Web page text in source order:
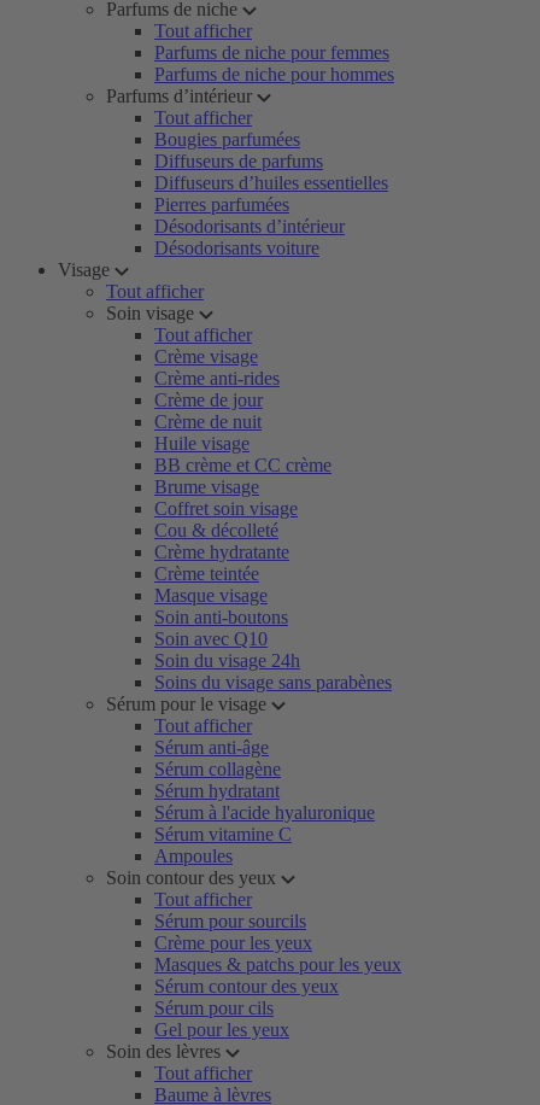
Parfums de niche
Tout afficher
Parfums de niche pour femmes
Parfums de niche pour hommes
Parfums d’intérieur
Tout afficher
Bougies parfumées
Diffuseurs de parfums
Diffuseurs d’huiles essentielles
Pierres parfumées
Désodorisants d’intérieur
Désodorisants voiture
Visage
Tout afficher
Soin visage
Tout afficher
Crème visage
Crème anti-rides
Crème de jour
Crème de nuit
Huile visage
BB crème et CC crème
Brume visage
Coffret soin visage
Cou & décolleté
Crème hydratante
Crème teintée
Masque visage
Soin anti-boutons
Soin avec Q10
Soin du visage 24h
Soins du visage sans parabènes
Sérum pour le visage
Tout afficher
Sérum anti-âge
Sérum collagène
Sérum hydratant
Sérum à l'acide hyaluronique
Sérum vitamine C
Ampoules
Soin contour des yeux
Tout afficher
Sérum pour sourcils
Crème pour les yeux
Masques & patchs pour les yeux
Sérum contour des yeux
Sérum pour cils
Gel pour les yeux
Soin des lèvres
Tout afficher
Baume à lèvres